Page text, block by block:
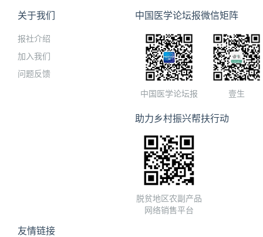
关于我们
报社介绍
加入我们
问题反馈
中国医学论坛报微信矩阵
中国医学论坛报 壹生
助力乡村振兴帮扶行动
脱贫地区农副产品
网络销售平台
友情链接